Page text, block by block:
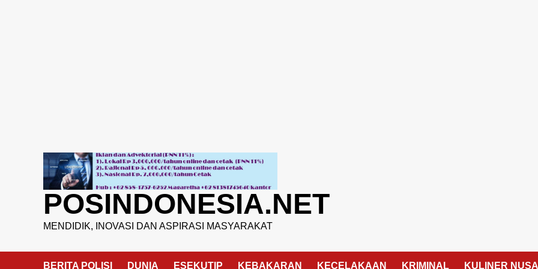
POSINDONESIA.NET
MENDIDIK, INOVASI DAN ASPIRASI MASYARAKAT
BERITA POLISI DUNIA ESEKUTIP KEBAKARAN KECELAKAAN KRIMINAL KULINER